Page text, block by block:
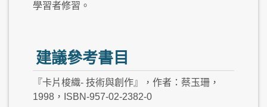
學習者修習。
建議參考書目
『卡片梭織- 技術與創作』，作者：蔡玉珊，
1998，ISBN-957-02-2382-0